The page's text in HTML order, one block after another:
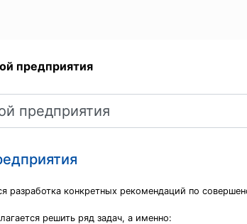
предприятия
разработка конкретных рекомендаций по
решить ряд задач, а именно: